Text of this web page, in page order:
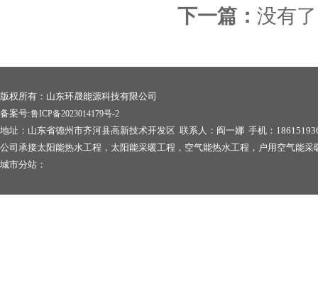
下一篇： 没有
版权所有：山东环晟能源科技有限公司
备案号:鲁ICP备2023014179号-2
地址：山东省德州市齐河县高新技术开发区 联系人：阎一娜 手机：
公司承接太阳能热水工程，太阳能采暖工程，空气能热水工程，户用空气能
城市分站：